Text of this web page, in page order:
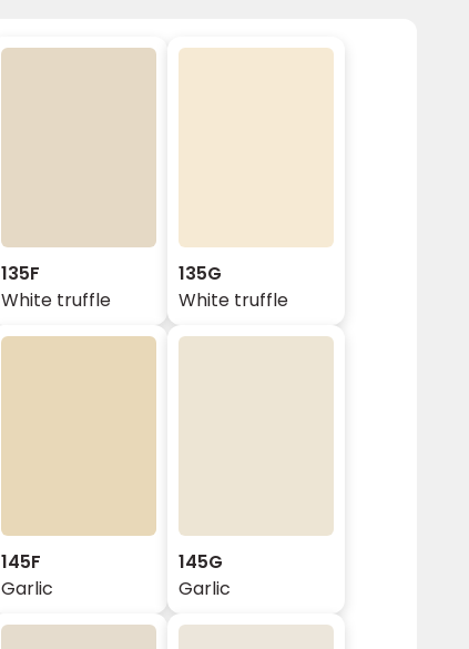
135F
White truffle
135G
White truffle
145F
Garlic
145G
Garlic